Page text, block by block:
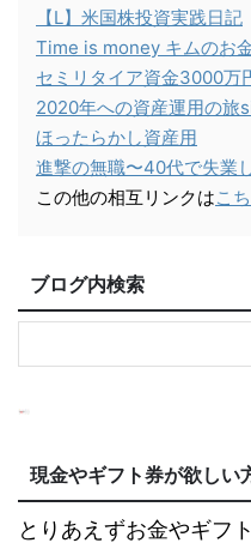
【L】米国株投資実践日記
Time is money キムのお
セミリタイア資金3000万
2020年への資産運用の旅
ほったらかし資産用
進撃の無職〜40代で失業
この他の相互リンクはこ
ブログ内検索
現金やギフト券が欲しい
とりあえずお金やギフ